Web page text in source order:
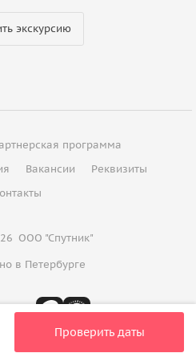
Проверить даты
экскурсию
программа
Вакансии
Реквизиты
ООО "Спутник"
в Петербурге